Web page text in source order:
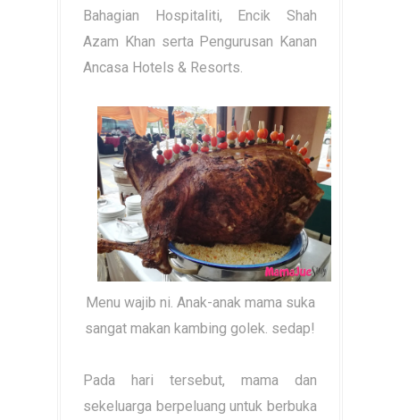
Bahagian Hospitaliti, Encik Shah
Azam Khan serta Pengurusan Kanan
Ancasa Hotels & Resorts.
Menu wajib ni. Anak-anak mama suka
sangat makan kambing golek. sedap!
Pada hari tersebut, mama dan
sekeluarga berpeluang untuk berbuka